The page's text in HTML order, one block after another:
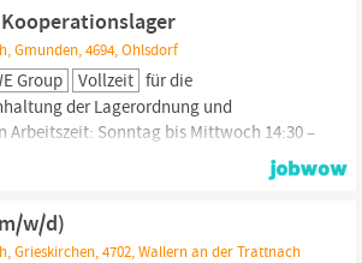
Gmunden, 4694, Ohlsdorf
Group Vollzeit für die
der Lagerordnung und
Arbeitszeit: Sonntag bis Mittwoch 14:30 –
Für weitere Fragen wenden Sie sich
+432236 600 6830
als
w/d)
Grieskirchen, 4702, Wallern an der Trattnach